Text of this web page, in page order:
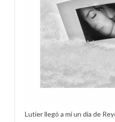
Lutier llegó a mí un día de